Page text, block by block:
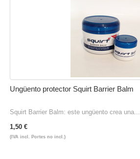
Ungüento protector Squirt Barrier Balm
Squirt Barrier Balm: este ungüento crea una...
1,50 €
(IVA incl. Portes no incl.)